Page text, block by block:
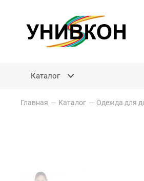
Каталог
Главная — Каталог — Одежда для